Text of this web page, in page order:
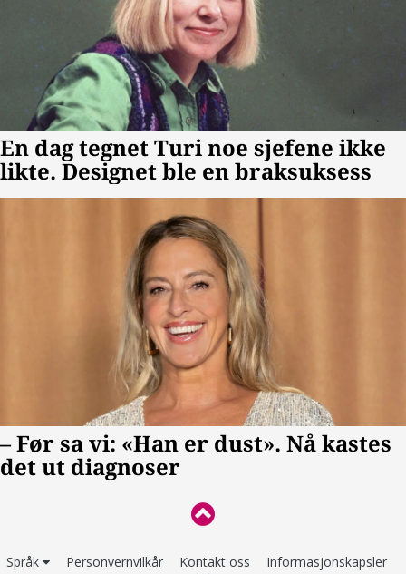
Språk Personvernvilkår Kontakt oss Informasjonskapsler